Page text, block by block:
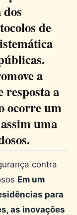
de
a
resposta a
ocorre um
uma
contra
Em um
para
as inovações